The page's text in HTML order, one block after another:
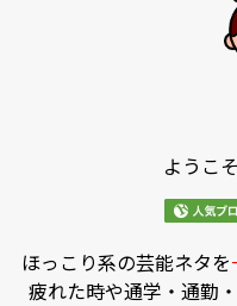
ようこそ
ほっこり系の芸能ネタを
疲れた時や通学・通勤